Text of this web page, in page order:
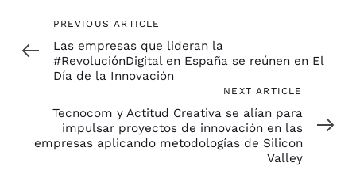
Previous
PREVIOUS ARTICLE
Las empresas que lideran la
#RevoluciónDigital en España se reúnen en El
Día de la Innovación
NEXT ARTICLE
Tecnocom y Actitud Creativa se alían para
impulsar proyectos de innovación en las
empresas aplicando metodologías de Silicon
Valley